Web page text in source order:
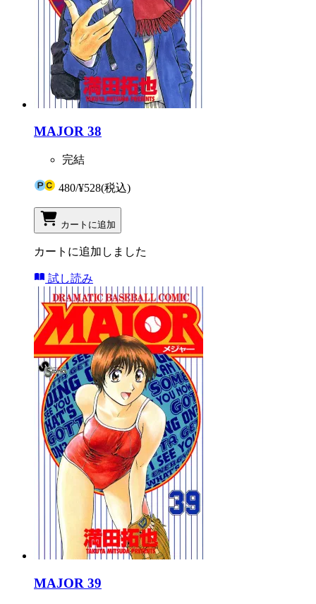
MAJOR 38
完結
480/¥528(税込)
カートに追加
カートに追加しました
試し読み
MAJOR 39